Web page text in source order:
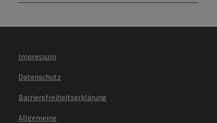
Impressum
Datenschutz
Barrierefreiheitserklärung
Allgemeine